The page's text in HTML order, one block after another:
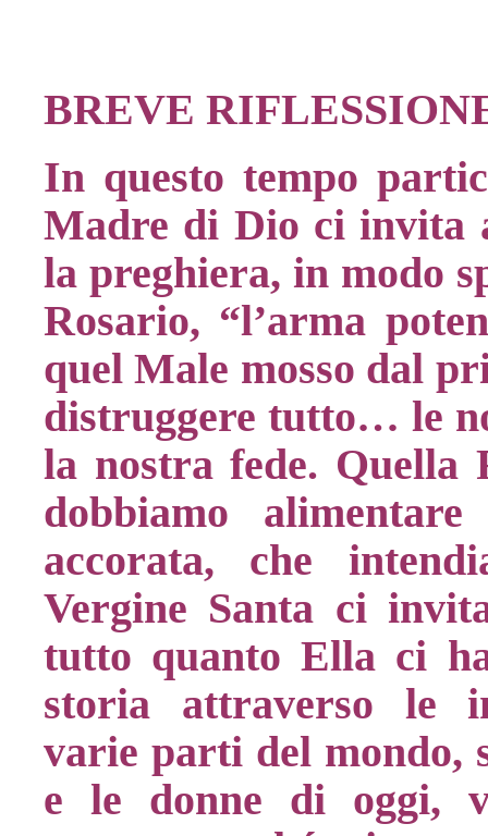
BREVE
In questo tempo
Madre di Dio ci invita
la preghiera, in modo
Rosario, “l’arma
quel Male mosso dal
distruggere tutto… le
la nostra fede. Quella
dobbiamo
accorata, che
Vergine Santa ci
tutto quanto Ella ci
storia attraverso le
varie parti del mondo,
e le donne di oggi,